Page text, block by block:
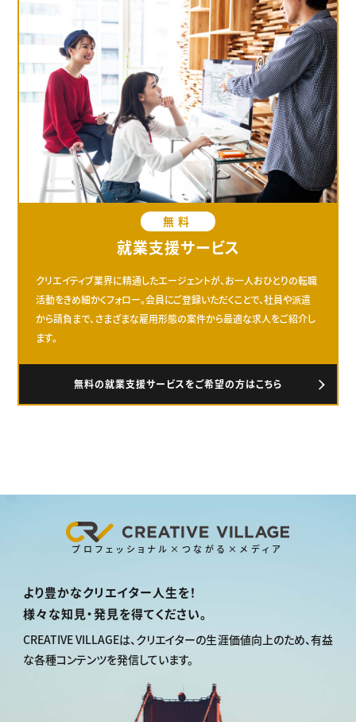
プロフェッショナル×つながる×メディア
無料
就業支援サービス
クリエイティブ業界に精通したエージェントが、お一人おひとりの転職
活動をきめ細かくフォロー。会員にご登録いただくことで、社員や派遣
から請負まで、さまざまな雇用形態の案件から最適な求人をご紹介し
ます。
無料の就業支援サービスをご希望の方はこちら
プロフェッショナル×つながる×メディア
より豊かなクリエイター人生を！
様々な知見・発見を得てください。
CREATIVE VILLAGEは、クリエイターの生涯価値向上のため、有益
な各種コンテンツを発信しています。